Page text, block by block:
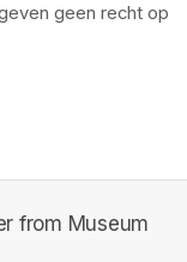
geen recht op
from Museum